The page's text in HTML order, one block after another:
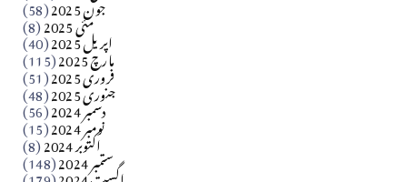
آزاد کشمیر جیسے احتجاج کی ضرورت ہے؟ از،،، ظہیرالدین
مئی 2025 (8) اپریل 2025 (40) مارچ 2025 (115) فروری 2025 (51) جنوری 2025 (48) دسمبر 2024 (56) نومبر 2024 (15) اکتوبر 2024 (8) ستمبر 2024 (148)